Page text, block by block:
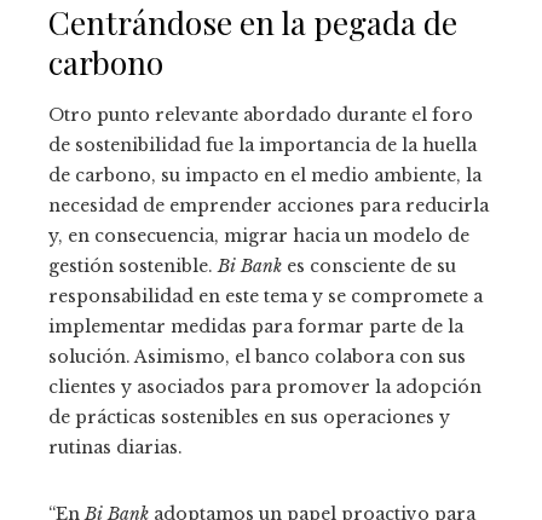
Centrándose en la pegada de
carbono
Otro punto relevante abordado durante el foro
de sostenibilidad fue la importancia de la huella
de carbono, su impacto en el medio ambiente, la
necesidad de emprender acciones para reducirla
y, en consecuencia, migrar hacia un modelo de
gestión sostenible.Bi Bank es consciente de su
responsabilidad en este tema y se compromete a
implementar medidas para formar parte de la
solución. Asimismo, el banco colabora con sus
clientes y asociados para promover la adopción
de prácticas sostenibles en sus operaciones y
rutinas diarias.
“EnBi Bank adoptamos un papel proactivo para